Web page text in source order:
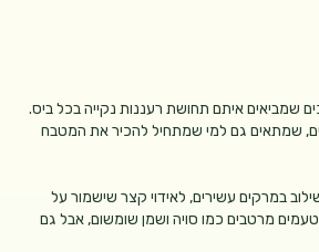
שמביאים איתם תחושת רעננות נקייה בכל ביס.
שמתאים גם למי שמתחיל להכיר את המטבח
לשילוב במרקים עשירים, לאידוי קצר שישמור על
מרטבים כמו סויה ושמן שומשום, אבל גם